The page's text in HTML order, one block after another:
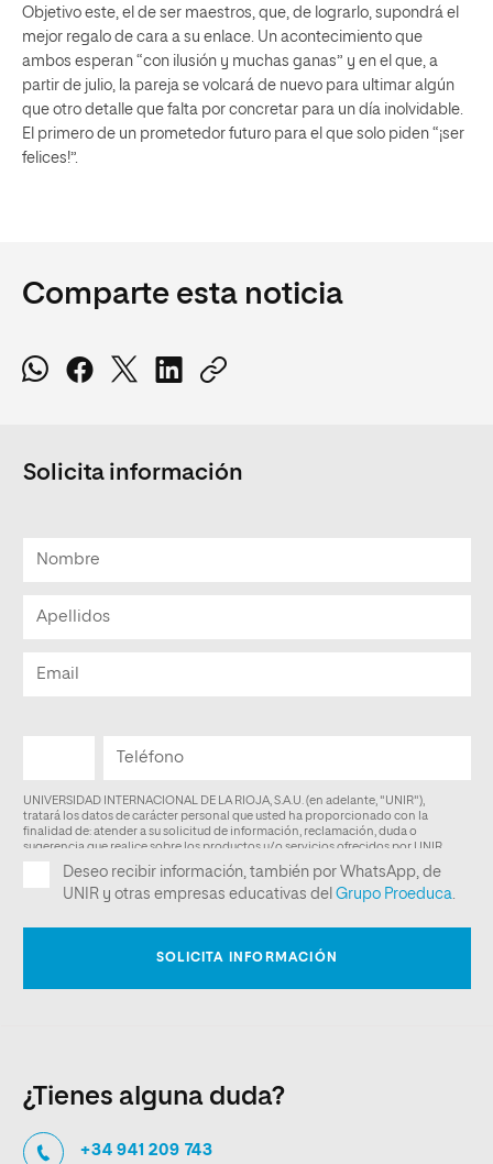
Objetivo este, el de ser maestros, que, de lograrlo, supondrá el
mejor regalo de cara a su enlace. Un acontecimiento que
ambos esperan “con ilusión y muchas ganas” y en el que, a
partir de julio, la pareja se volcará de nuevo para ultimar algún
que otro detalle que falta por concretar para un día inolvidable.
El primero de un prometedor futuro para el que solo piden “¡ser
felices!”.
Comparte esta noticia
Solicita información
¿Tienes alguna duda?
+34 941 209 743